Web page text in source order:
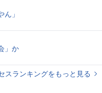
」
」か
スランキングをもっと見る